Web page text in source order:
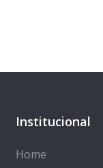
Institucional
Home